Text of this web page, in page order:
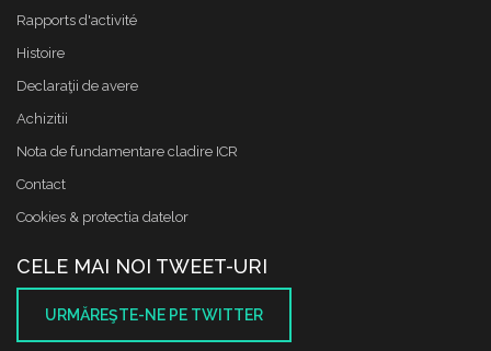
Rapports d'activité
Histoire
Declaraţii de avere
Achizitii
Nota de fundamentare cladire ICR
Contact
Cookies & protectia datelor
CELE MAI NOI TWEET-URI
URMĂREŞTE-NE PE TWITTER